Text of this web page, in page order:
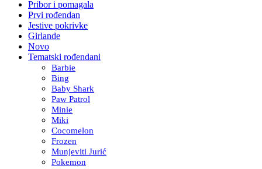
Pribor i pomagala
Prvi rođendan
Jestive pokrivke
Girlande
Novo
Tematski rođendani
Barbie
Bing
Baby Shark
Paw Patrol
Minie
Miki
Cocomelon
Frozen
Munjeviti Jurić
Pokemon